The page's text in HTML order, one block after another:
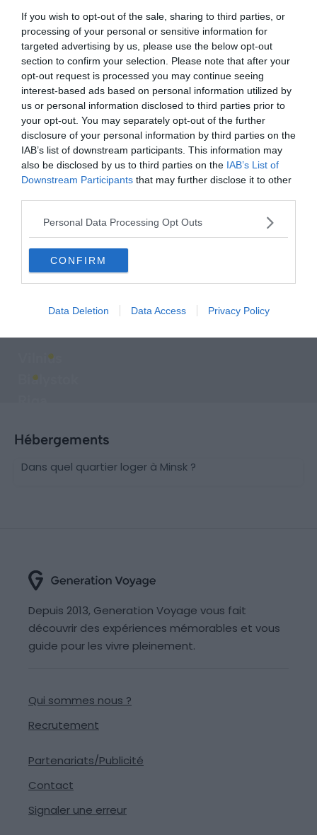
If you wish to opt-out of the sale, sharing to third parties, or
processing of your personal or sensitive information for
targeted advertising by us, please use the below opt-out
section to confirm your selection. Please note that after your
opt-out request is processed you may continue seeing
interest-based ads based on personal information utilized by
us or personal information disclosed to third parties prior to
your opt-out. You may separately opt-out of the further
disclosure of your personal information by third parties on the
IAB’s list of downstream participants. This information may
also be disclosed by us to third parties on the IAB’s List of
Downstream Participants that may further disclose it to other
Personal Data Processing Opt Outs
CONFIRM
Data Deletion Data Access Privacy Policy
Visiter Minsk : les 14 choses
incontournables à faire
Pour aller plus loin
Hébergements
Conseils logement
Dans quel quartier loger à Minsk ?
Le 12 août 2025
Par Elise
proximité
Vilnius
Bialystok
Hébergements
Dans quel quartier loger à Minsk ?
Depuis 2013, Generation Voyage vous fait
découvrir des expériences mémorables et vous
guide pour les vivre pleinement.
Qui sommes nous ?
Recrutement
Partenariats/Publicité
Contact
Signaler une erreur